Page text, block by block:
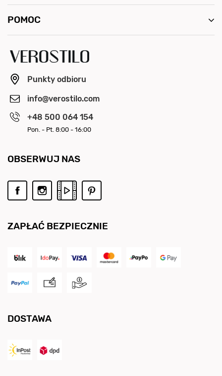
POMOC
Punkty odbioru
info@verostilo.com
+48 500 064 154
Pon. - Pt. 8:00 - 16:00
ZAPŁAĆ BEZPIECZNIE
DOSTAWA
OBSERWUJ NAS